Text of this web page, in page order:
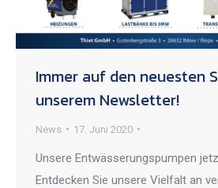
Immer auf den neuesten
unserem Newsletter!
News 17. Juni 2020
Unsere Entwässerungspumpen
Entdecken Sie unsere Vielfalt an